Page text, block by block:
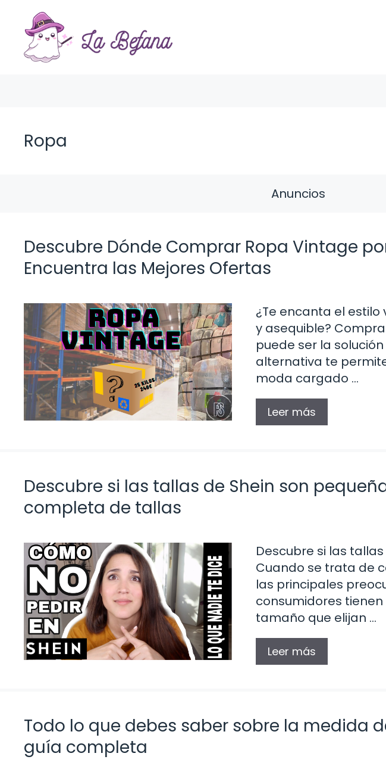
contenido
Ropa
Anuncios
Descubre Dónde Comprar Ropa Vintage
Encuentra las Mejores Ofertas
¿Te encanta el
y asequible?
puede ser la
alternativa te
moda cargado …
Leer más
Descubre si las tallas de Shein son
completa de tallas
Descubre si las
Cuando se trata de
las principales
consumidores
tamaño que elijan …
Leer más
Todo lo que debes saber sobre la medida
guía completa